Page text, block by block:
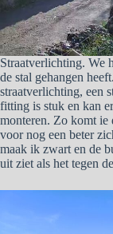
Straatverlichting. We
de stal gehangen
straatverlichting, een
fitting is stuk en kan
monteren. Zo komt ie
voor nog een beter
maak ik zwart en de
uit ziet als het tegen